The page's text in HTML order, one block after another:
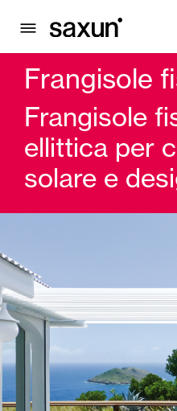
PRODOTTI
FRANGISOLE E
Frangisole
Frangisole
ellittica per
solare e